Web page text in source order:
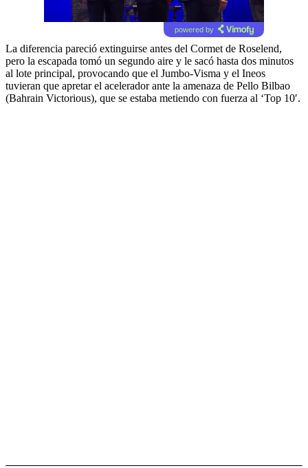
powered by
La diferencia pareció extinguirse antes del Cormet de Roselend,
pero la escapada tomó un segundo aire y le sacó hasta dos minutos
al lote principal, provocando que el Jumbo-Visma y el Ineos
tuvieran que apretar el acelerador ante la amenaza de Pello Bilbao
(Bahrain Victorious), que se estaba metiendo con fuerza al ‘Top 10′.